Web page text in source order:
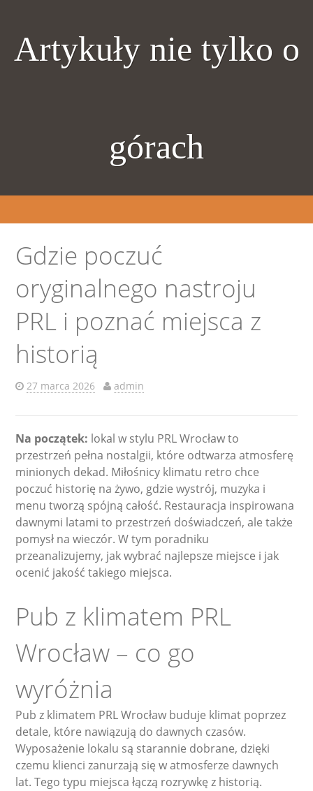
Artykuły nie tylko o
górach
Gdzie poczuć
oryginalnego nastroju
PRL i poznać miejsca z
historią
27 marca 2026 admin
Na początek: lokal w stylu PRL Wrocław to
przestrzeń pełna nostalgii, które odtwarza atmosferę
minionych dekad. Miłośnicy klimatu retro chce
poczuć historię na żywo, gdzie wystrój, muzyka i
menu tworzą spójną całość. Restauracja inspirowana
dawnymi latami to przestrzeń doświadczeń, ale także
pomysł na wieczór. W tym poradniku
przeanalizujemy, jak wybrać najlepsze miejsce i jak
ocenić jakość takiego miejsca.
Pub z klimatem PRL
Wrocław – co go
wyróżnia
Pub z klimatem PRL Wrocław buduje klimat poprzez
detale, które nawiązują do dawnych czasów.
Wyposażenie lokalu są starannie dobrane, dzięki
czemu klienci zanurzają się w atmosferze dawnych
lat. Tego typu miejsca łączą rozrywkę z historią.